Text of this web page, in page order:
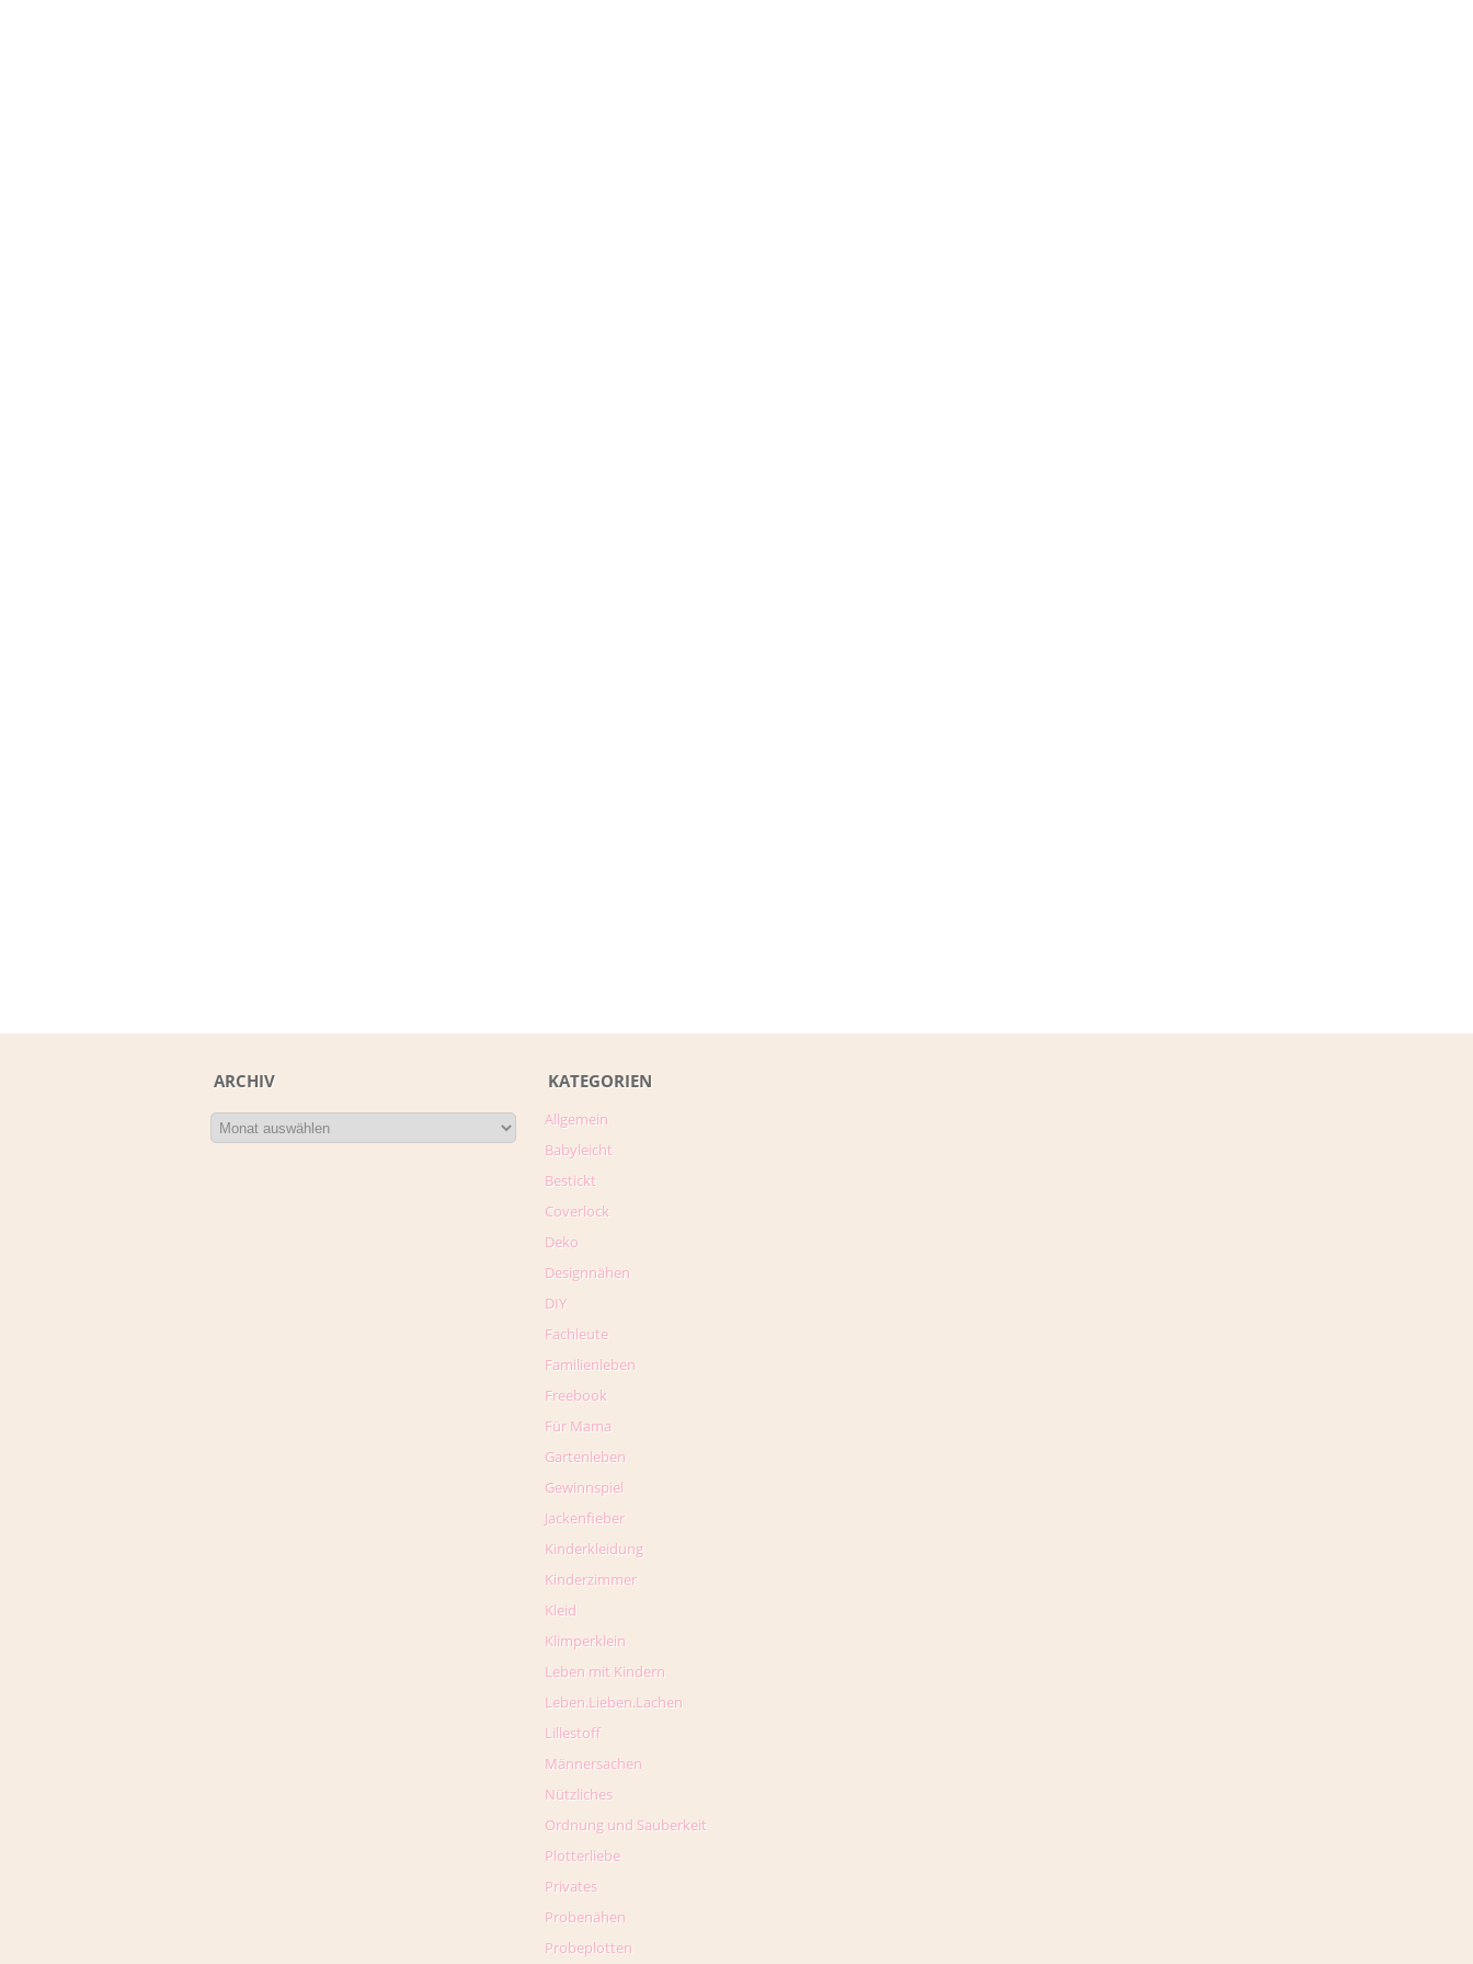
ARCHIV KATEGORIEN
Allgemein
Babyleicht
Bestickt
Coverlock
Deko
Designnähen
DIY
Fachleute
Familienleben
Freebook
Für Mama
Gartenleben
Gewinnspiel
Jackenfieber
Kinderkleidung
Kinderzimmer
Kleid
Klimperklein
Leben mit Kindern
Leben.Lieben.Lachen
Lillestoff
Männersachen
Nützliches
Ordnung und Sauberkeit
Plotterliebe
Privates
Probenähen
Probeplotten